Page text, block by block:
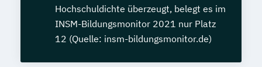
Hochschuldichte überzeugt, belegt es im
INSM-Bildungsmonitor 2021 nur Platz
12 (Quelle: insm-bildungsmonitor.de)